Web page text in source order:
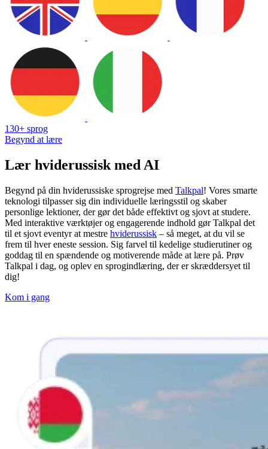
130+ sprog
Begynd at lære
Lær hviderussisk med AI
Begynd på din hviderussiske sprogrejse med Talkpal! Vores smarte
teknologi tilpasser sig din individuelle læringsstil og skaber
personlige lektioner, der gør det både effektivt og sjovt at studere.
Med interaktive værktøjer og engagerende indhold gør Talkpal det
til et sjovt eventyr at mestre hviderussisk – så meget, at du vil se
frem til hver eneste session. Sig farvel til kedelige studierutiner og
goddag til en spændende og motiverende måde at lære på. Prøv
Talkpal i dag, og oplev en sprogindlæring, der er skræddersyet til
dig!
Kom i gang